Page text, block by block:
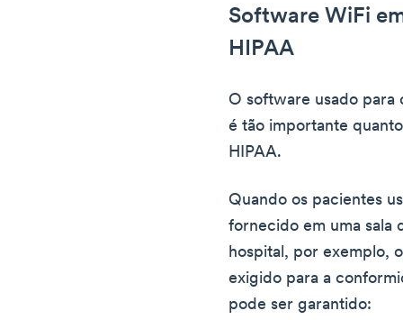
Software WiFi
HIPAA
O software usado para
é tão importante
HIPAA.
Quando os pacientes
fornecido em uma sala
hospital, por exemplo,
exigido para a
pode ser garantido: